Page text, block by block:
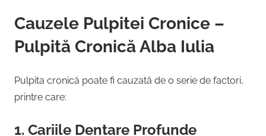
Cauzele Pulpitei Cronice –
Pulpită Cronică Alba Iulia
Pulpita cronică poate fi cauzată de o serie de factori,
printre care:
1. Cariile Dentare Profunde